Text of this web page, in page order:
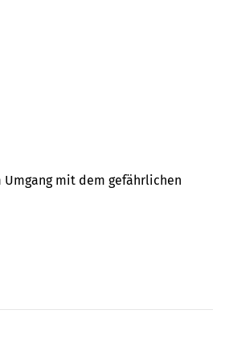
Um­gang mit dem ge­fähr­lichen